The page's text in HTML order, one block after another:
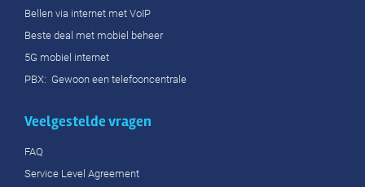
Bellen via internet met VoIP
Beste deal met mobiel beheer
5G mobiel internet
PBX: Gewoon een telefooncentrale
Veelgestelde vragen
FAQ
Service Level Agreement